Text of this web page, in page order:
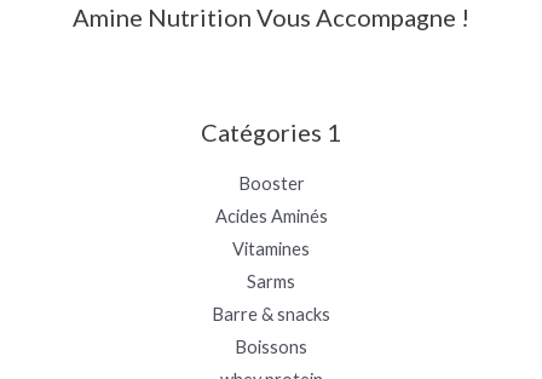
Amine Nutrition Vous Accompagne !
Catégories 1
Booster
Acides Aminés
Vitamines
Sarms
Barre & snacks
Boissons